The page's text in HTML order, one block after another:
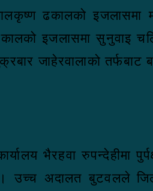
ढकालको इजलासमा
इजलासमा सुनुवाइ
जाहेरवालाको
भैरहवा
। उच्च अदालत बुटवलले